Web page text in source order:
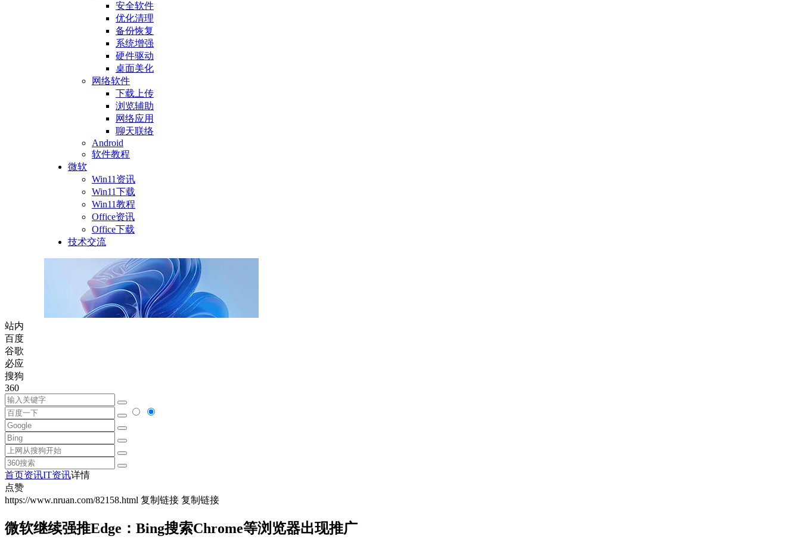
安全软件
优化清理
备份恢复
系统增强
硬件驱动
桌面美化
网络软件
下载上传
浏览辅助
网络应用
聊天联络
Android
软件教程
微软
Win11资讯
Win11下载
Win11教程
Office资讯
Office下载
技术交流
站内
百度
谷歌
必应
搜狗
360
首页资讯IT资讯详情
点赞
https://www.nruan.com/82158.html 复制链接 复制链接
微软继续强推Edge：Bing搜索Chrome等浏览器出现推广